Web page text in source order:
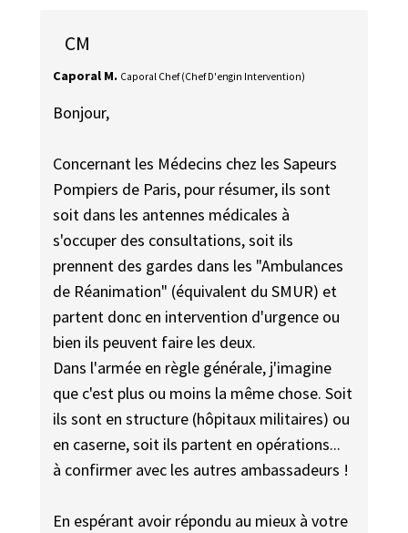
CM
Caporal M. Caporal Chef (Chef D'engin Intervention)
Bonjour,
Concernant les Médecins chez les Sapeurs
Pompiers de Paris, pour résumer, ils sont
soit dans les antennes médicales à
s'occuper des consultations, soit ils
prennent des gardes dans les "Ambulances
de Réanimation" (équivalent du SMUR) et
partent donc en intervention d'urgence ou
bien ils peuvent faire les deux.
Dans l'armée en règle générale, j'imagine
que c'est plus ou moins la même chose. Soit
ils sont en structure (hôpitaux militaires) ou
en caserne, soit ils partent en opérations...
à confirmer avec les autres ambassadeurs !
En espérant avoir répondu au mieux à votre